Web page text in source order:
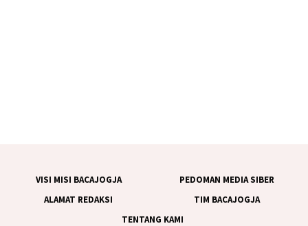
VISI MISI BACAJOGJA
PEDOMAN MEDIA SIBER
ALAMAT REDAKSI
TIM BACAJOGJA
TENTANG KAMI